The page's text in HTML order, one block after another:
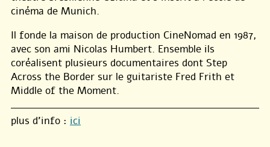
cinéma de Munich.
Il fonde la maison de production CineNomad en 1987,
avec son ami Nicolas Humbert. Ensemble ils
coréalisent plusieurs documentaires dont Step
Across the Border sur le guitariste Fred Frith et
Middle of the Moment.
plus d’info : ici